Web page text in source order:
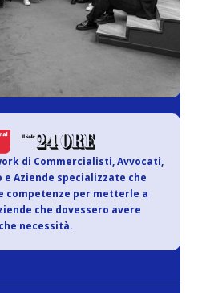
di Commercialisti, Avvocati,
e Aziende specializzate che
competenze per metterle a
che dovessero avere
necessità.